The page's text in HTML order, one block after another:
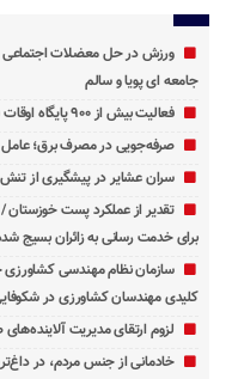
ورزش در حل معضلات اجتماعی
جامعه ‌ای پویا و سالم
فعالیت بیش از ۹۰۰ پایگاه اوقات فراغت در خوزستان
صرفه‌جویی در مصرف برق؛ عامل
سران عشایر در پیشگیری از
تقدیر از عملکرد پست
برای خدمت ‌رسانی به زائران بسیج
سازمان نظام مهندسی کشاورزی
کلیدی مهندسان کشاورزی در
لزوم ارتقای مدیریت
خادمانی از جنس مردم، در